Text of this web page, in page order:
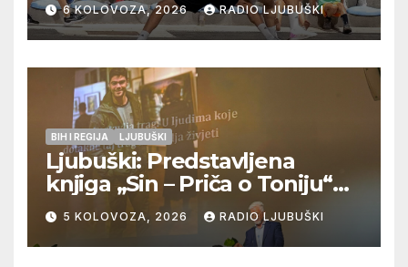
Veljaci i Cerno/Crnopod u
doigravanju, Grljevići završili
natjecanje
6 KOLOVOZA, 2026 RADIO LJUBUŠKI
BIH I REGIJA LJUBUŠKI
Ljubuški: Predstavljena
knjiga „Sin – Priča o Toniju“
dr. sc. Zdenka Hercega
5 KOLOVOZA, 2026 RADIO LJUBUŠKI